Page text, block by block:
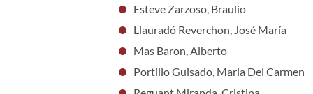
Esteve Zarzoso, Braulio
Llauradó Reverchon, José María
Mas Baron, Alberto
Portillo Guisado, Maria Del Carmen